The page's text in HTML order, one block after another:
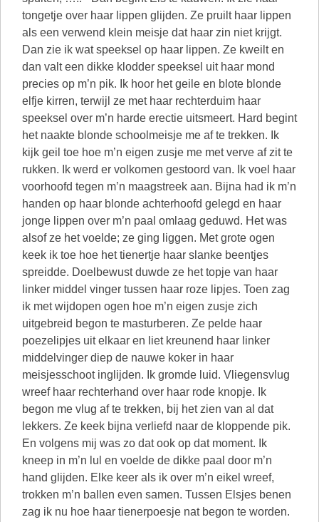
tongetje over haar lippen glijden. Ze pruilt haar lippen
als een verwend klein meisje dat haar zin niet krijgt.
Dan zie ik wat speeksel op haar lippen. Ze kweilt en
dan valt een dikke klodder speeksel uit haar mond
precies op m’n pik. Ik hoor het geile en blote blonde
elfje kirren, terwijl ze met haar rechterduim haar
speeksel over m’n harde erectie uitsmeert. Hard begint
het naakte blonde schoolmeisje me af te trekken. Ik
kijk geil toe hoe m’n eigen zusje me met verve af zit te
rukken. Ik werd er volkomen gestoord van. Ik voel haar
voorhoofd tegen m’n maagstreek aan. Bijna had ik m’n
handen op haar blonde achterhoofd gelegd en haar
jonge lippen over m’n paal omlaag geduwd. Het was
alsof ze het voelde; ze ging liggen. Met grote ogen
keek ik toe hoe het tienertje haar slanke beentjes
spreidde. Doelbewust duwde ze het topje van haar
linker middel vinger tussen haar roze lipjes. Toen zag
ik met wijdopen ogen hoe m’n eigen zusje zich
uitgebreid begon te masturberen. Ze pelde haar
poezelipjes uit elkaar en liet kreunend haar linker
middelvinger diep de nauwe koker in haar
meisjesschoot inglijden. Ik gromde luid. Vliegensvlug
wreef haar rechterhand over haar rode knopje. Ik
begon me vlug af te trekken, bij het zien van al dat
lekkers. Ze keek bijna verliefd naar de kloppende pik.
En volgens mij was zo dat ook op dat moment. Ik
kneep in m’n lul en voelde de dikke paal door m’n
hand glijden. Elke keer als ik over m’n eikel wreef,
trokken m’n ballen even samen. Tussen Elsjes benen
zag ik nu hoe haar tienerpoesje nat begon te worden.